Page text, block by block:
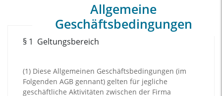
Allgemeine
Geschäftsbedingungen
§ 1 Geltungsbereich
(1) Diese Allgemeinen Geschäftsbedingungen (im
Folgenden AGB gennant) gelten für jegliche
geschäftliche Aktivitäten zwischen der Firma